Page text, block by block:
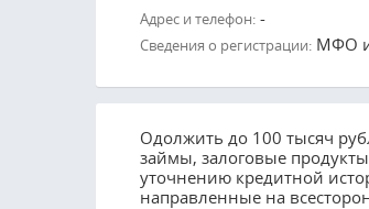
Адрес и телефон: -
Сведения о регистрации: МФО
Одолжить до 100 тысяч
займы, залоговые
уточнению кредитной
направленные на